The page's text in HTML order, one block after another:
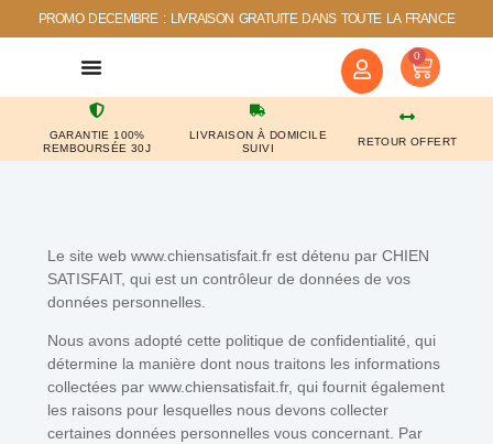
PROMO DECEMBRE : LIVRAISON GRATUITE DANS TOUTE LA FRANCE
0
GARANTIE 100%
REMBOURSÉE 30J
LIVRAISON À DOMICILE
SUIVI
RETOUR OFFERT
Le site web www.chiensatisfait.fr est détenu par CHIEN
SATISFAIT, qui est un contrôleur de données de vos
données personnelles.
Nous avons adopté cette politique de confidentialité, qui
détermine la manière dont nous traitons les informations
collectées par www.chiensatisfait.fr, qui fournit également
les raisons pour lesquelles nous devons collecter
certaines données personnelles vous concernant. Par